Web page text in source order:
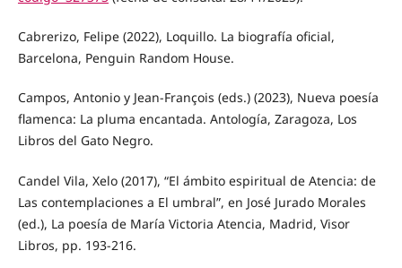
Cabrerizo, Felipe (2022), Loquillo. La biografía oficial,
Barcelona, Penguin Random House.
Campos, Antonio y Jean-François (eds.) (2023), Nueva poesía
flamenca: La pluma encantada. Antología, Zaragoza, Los
Libros del Gato Negro.
Candel Vila, Xelo (2017), “El ámbito espiritual de Atencia: de
Las contemplaciones a El umbral”, en José Jurado Morales
(ed.), La poesía de María Victoria Atencia, Madrid, Visor
Libros, pp. 193-216.